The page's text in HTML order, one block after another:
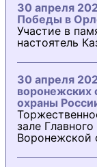
30 апреля
Победы в
Участие в
настоятель
30 апреля
воронежских
охраны
зале
Воронежской